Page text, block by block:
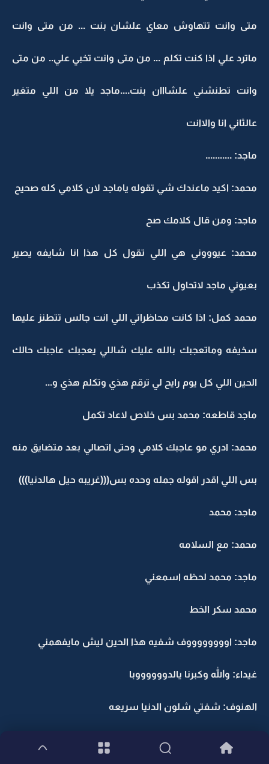
متى وانت تتهاوش معاي علشان بنت ... من متى وانت
ماترد علي اذا كنت تكلم ... من متى وانت تخبي علي.. من متى
وانت تطنشني علشااان بنت....ماجد يلا من اللي متغير
عالثاني انا والاانت
ماجد: ...........
محمد: اكيد ماعندك شي تقوله ياماجد لان كلامي كله صحيح
ماجد: ومن قال كلامك صح
محمد: عيوووني هي اللي تقول كل هذا انا شايفه يصير
بعيوني ماجد لاتحاول تكذب
محمد كمل: اذا كانت محاظراتي اللي انت جالس تتطنز عليها
سخيفه وماتعجبك بالله عليك شاللي يعجبك عاجبك حالك
الحين اللي كل يوم رايح لي ترقم هذي وتكلم هذي و...
ماجد قاطعه: محمد بس خلاص لاعاد تكمل
محمد: ادري مو عاجبك كلامي وحتى اتصالي بعد متضايق منه
بس اللي اقدر اقوله جمله وحده بس(((غريبه حيل هالدنيا)))
ماجد: محمد
محمد: مع السلامه
ماجد: محمد لحظه اسمعني
محمد سكر الخط
ماجد: اووووووووف شفيه هذا الحين ليش مايفهمني
غيداء: والله وكبرنا يالدووووووبا
الهنوف: شفتي شلون الدنيا سريعه